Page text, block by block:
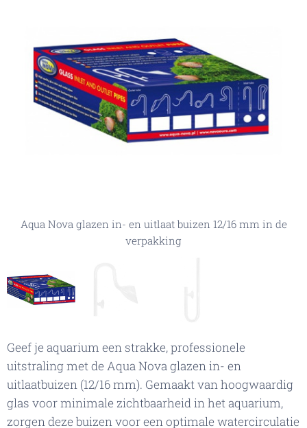
Aqua Nova glazen in- en uitlaat buizen 12/16 mm in de
verpakking
Aqua Nova glazen buis 1
Aqua Nova glazen buis 2
Geef je aquarium een strakke, professionele
uitstraling met de Aqua Nova glazen in- en
uitlaatbuizen (12/16 mm). Gemaakt van hoogwaardig
glas voor minimale zichtbaarheid in het aquarium,
zorgen deze buizen voor een optimale watercirculatie